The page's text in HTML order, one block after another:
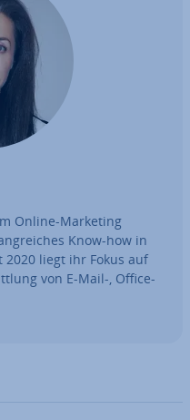
Online-Marketing
Know-how in
liegt ihr Fokus auf
von E-Mail-, Office-